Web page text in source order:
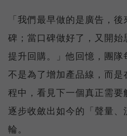
「我們最早做的是廣告，
碑；當口碑做好了，又開始
提升回購。」他回憶，團
不是為了增加產品線，而是
程中，看見下一個真正需
逐步收斂出如今的「聲量
輪。